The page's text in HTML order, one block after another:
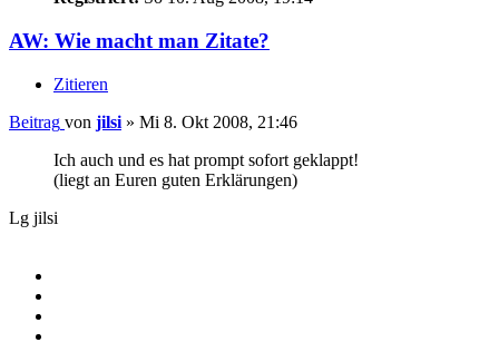
AW: Wie macht man Zitate?
Zitieren
Beitrag von jilsi » Mi 8. Okt 2008, 21:46
Ich auch und es hat prompt sofort geklappt!
(liegt an Euren guten Erklärungen)
Lg jilsi